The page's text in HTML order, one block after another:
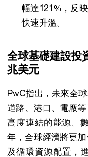
幅達121%，反
快速升溫。
全球基礎建設投
兆美元
PwC指出，未來全
道路、港口、電廠
高度連結的能源、
年，全球經濟將更
及循環資源配置，